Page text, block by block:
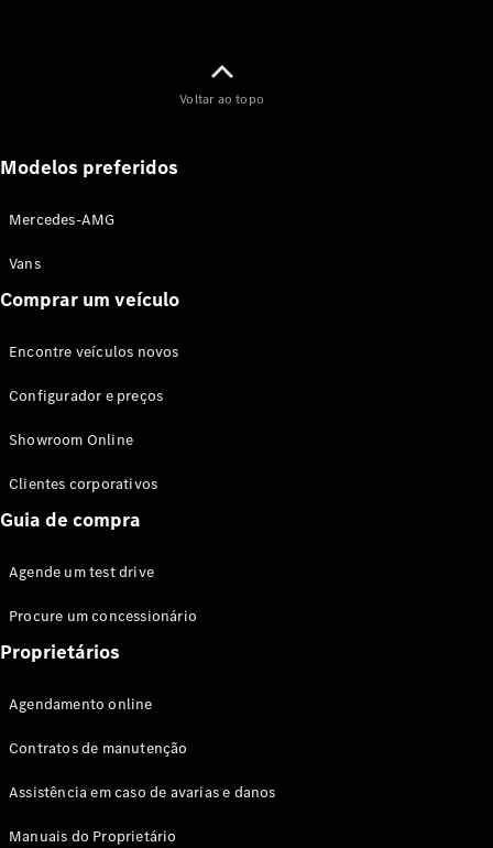
Voltar ao topo
Modelos preferidos
Mercedes-AMG
Vans
Comprar um veículo
Encontre veículos novos
Configurador e preços
Showroom Online
Clientes corporativos
Guia de compra
Agende um test drive
Procure um concessionário
Proprietários
Agendamento online
Contratos de manutenção
Assistência em caso de avarias e danos
Manuais do Proprietário